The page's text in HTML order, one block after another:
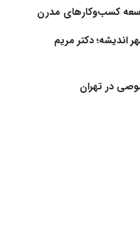
کسب‌وکارهای مدرن
اندیشه؛ دکتر مریم
در تهران